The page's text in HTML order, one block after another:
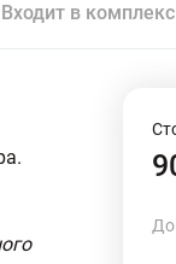
Входит в комплекс